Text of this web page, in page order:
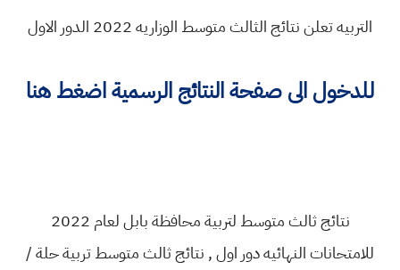
التربيه تعلن نتائج الثالث متوسط الوزاريه 2022 الدور الاول
للدخول الى صفحة النتائج الرسمية اضغط هنا
نتائج ثالث متوسط لتربية محافظة بابل لعام 2022
للامتحانات النهائيه دور اول , نتائج ثالث متوسط تربية حلة /